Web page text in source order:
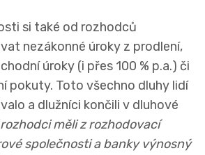
si také od rozhodců
nezákonné úroky z prodlení,
úroky (i přes 100 % p.a.) či
pokuty. Toto všechno dluhy lidí
a dlužníci končili v dluhové
měli z rozhodovací
společnosti a banky výnosný